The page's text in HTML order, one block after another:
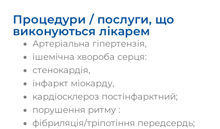
Процедури / послуги, що
виконуються лікарем
Артеріальна гіпертензія,
ішемічна хвороба серця:
стенокардія,
інфаркт міокарду,
кардіосклероз постінфарктний;
порушення ритму :
фібриляція/тріпотіння передсердь;